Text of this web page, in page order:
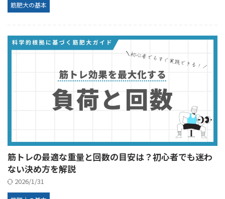
筋肥大の基本
筋トレの最適な重量と回数の目安は？初心者でも迷わ
ない決め方を解説
2026/1/31